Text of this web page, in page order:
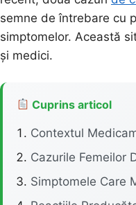
semne de întrebare cu
simptomelor. Această
și medici.
Cuprins articol
Contextul
Cazurile Femeilor
Simptomele Care